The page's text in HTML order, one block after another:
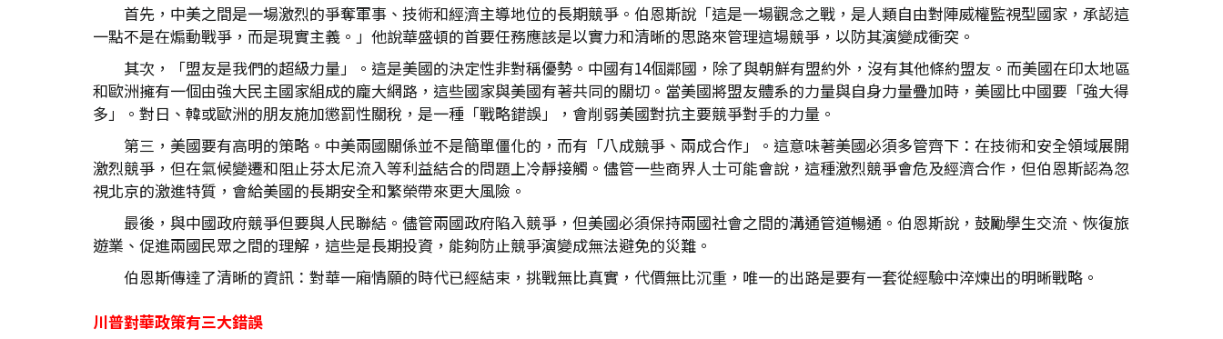
首先，中美之間是一場激烈的爭奪軍事、技術和經濟主導地位的長期競爭。伯恩斯說「這是一場觀念之戰，是人類自由對陣威權監視型國家，承認這
一點不是在煽動戰爭，而是現實主義。」他說華盛頓的首要任務應該是以實力和清晰的思路來管理這場競爭，以防其演變成衝突。
其次，「盟友是我們的超級力量」。這是美國的決定性非對稱優勢。中國有14個鄰國，除了與朝鮮有盟約外，沒有其他條約盟友。而美國在印太地區
和歐洲擁有一個由強大民主國家組成的龐大網路，這些國家與美國有著共同的關切。當美國將盟友體系的力量與自身力量疊加時，美國比中國要「強大得
多」。對日、韓或歐洲的朋友施加懲罰性關稅，是一種「戰略錯誤」，會削弱美國對抗主要競爭對手的力量。
第三，美國要有高明的策略。中美兩國關係並不是簡單僵化的，而有「八成競爭、兩成合作」。這意味著美國必須多管齊下：在技術和安全領域展開
激烈競爭，但在氣候變遷和阻止芬太尼流入等利益結合的問題上冷靜接觸。儘管一些商界人士可能會說，這種激烈競爭會危及經濟合作，但伯恩斯認為忽
視北京的激進特質，會給美國的長期安全和繁榮帶來更大風險。
最後，與中國政府競爭但要與人民聯結。儘管兩國政府陷入競爭，但美國必須保持兩國社會之間的溝通管道暢通。伯恩斯說，鼓勵學生交流、恢復旅
遊業、促進兩國民眾之間的理解，這些是長期投資，能夠防止競爭演變成無法避免的災難。
伯恩斯傳達了清晰的資訊：對華一廂情願的時代已經結束，挑戰無比真實，代價無比沉重，唯一的出路是要有一套從經驗中淬煉出的明晰戰略。
川普對華政策有三大錯誤